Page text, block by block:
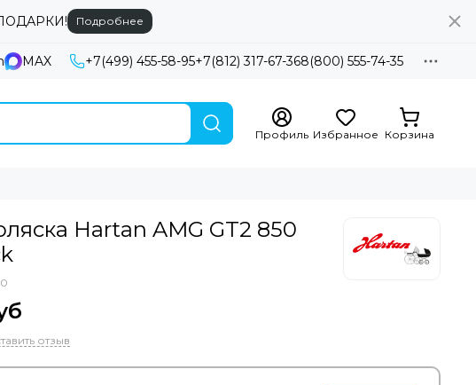
Подробнее
MAX +7(499) 455-58-95+7(812) 317-67-368(800) 555-74-35
Профиль Избранное Корзина
Hartan AMG GT2 850
отзыв